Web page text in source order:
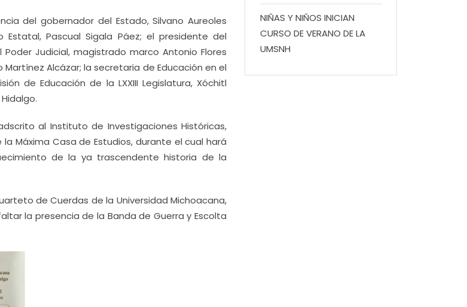
del gobernador del Estado, Silvano Aureoles
Pascual Sigala Páez; el presidente del
Judicial, magistrado marco Antonio Flores
Alcázar; la secretaria de Educación en el
de Educación de la LXXIII Legislatura, Xóchitl
al Instituto de Investigaciones Históricas,
Máxima Casa de Estudios, durante el cual hará
de la ya trascendente historia de la
de Cuerdas de la Universidad Michoacana,
la presencia de la Banda de Guerra y Escolta
NIÑAS Y NIÑOS INICIAN
CURSO DE VERANO DE LA
UMSNH